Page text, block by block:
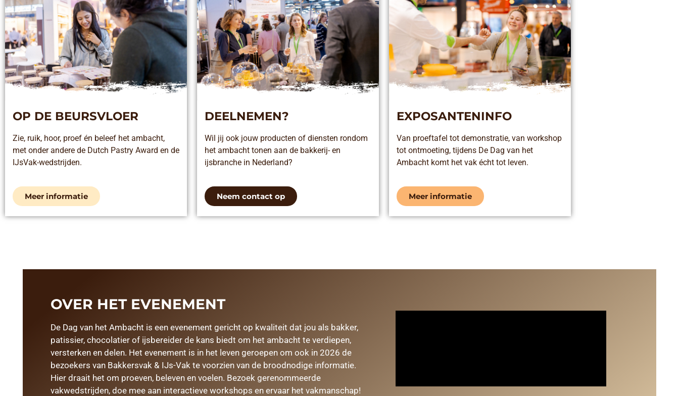
OP DE BEURSVLOER
Zie, ruik, hoor, proef én beleef het ambacht,
met onder andere de Dutch Pastry Award en de
IJsVak-wedstrijden.
Meer informatie
DEELNEMEN?
Wil jij ook jouw producten of diensten rondom
het ambacht tonen aan de bakkerij- en
ijsbranche in Nederland?
Neem contact op
EXPOSANTENINFO
Van proeftafel tot demonstratie, van workshop
tot ontmoeting, tijdens De Dag van het
Ambacht komt het vak écht tot leven.
Meer informatie
OVER HET EVENEMENT
De Dag van het Ambacht is een evenement gericht op kwaliteit dat jou als bakker,
patissier, chocolatier of ijsbereider de kans biedt om het ambacht te verdiepen,
versterken en delen. Het evenement is in het leven geroepen om ook in 2026 de
bezoekers van Bakkersvak & IJs-Vak te voorzien van de broodnodige informatie.
Hier draait het om proeven, beleven en voelen. Bezoek gerenommeerde
vakwedstrijden, doe mee aan interactieve workshops en ervaar het vakmanschap!